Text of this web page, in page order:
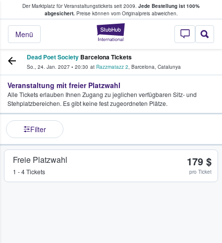
Der Marktplatz für Veranstaltungstickets seit 2009. Jede Bestellung ist 100%
abgesichert.Preise können vom Originalpreis abweichen.
StubHub - Wo
Menü
Tickets kaufen & verkaufen
Dead Poet Society Barcelona Tickets
So., 24. Jan. 2027 • 20:30 at Razzmatazz 2, Barcelona, Catalunya
Veranstaltung mit freier Platzwahl
Alle Tickets erlauben Ihnen Zugang zu jeglichen verfügbaren Sitz- und
Stehplatzbereichen. Es gibt keine fest zugeordneten Plätze.
Filter
Freie Platzwahl
1 - 4 Tickets
179 $
pro Ticket